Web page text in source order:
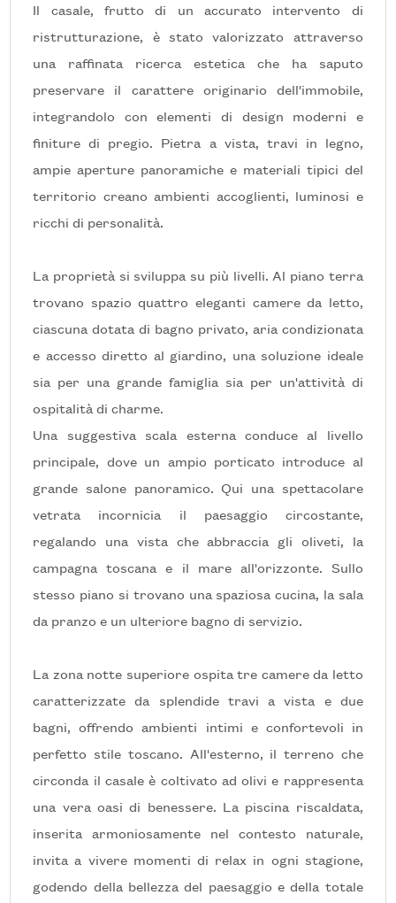
Il casale, frutto di un accurato intervento di
ristrutturazione, è stato valorizzato attraverso
una raffinata ricerca estetica che ha saputo
preservare il carattere originario dell'immobile,
integrandolo con elementi di design moderni e
finiture di pregio. Pietra a vista, travi in legno,
ampie aperture panoramiche e materiali tipici del
territorio creano ambienti accoglienti, luminosi e
ricchi di personalità.
La proprietà si sviluppa su più livelli. Al piano terra
trovano spazio quattro eleganti camere da letto,
ciascuna dotata di bagno privato, aria condizionata
e accesso diretto al giardino, una soluzione ideale
sia per una grande famiglia sia per un'attività di
ospitalità di charme.
Una suggestiva scala esterna conduce al livello
principale, dove un ampio porticato introduce al
grande salone panoramico. Qui una spettacolare
vetrata incornicia il paesaggio circostante,
regalando una vista che abbraccia gli oliveti, la
campagna toscana e il mare all'orizzonte. Sullo
stesso piano si trovano una spaziosa cucina, la sala
da pranzo e un ulteriore bagno di servizio.
La zona notte superiore ospita tre camere da letto
caratterizzate da splendide travi a vista e due
bagni, offrendo ambienti intimi e confortevoli in
perfetto stile toscano. All'esterno, il terreno che
circonda il casale è coltivato ad olivi e rappresenta
una vera oasi di benessere. La piscina riscaldata,
inserita armoniosamente nel contesto naturale,
invita a vivere momenti di relax in ogni stagione,
godendo della bellezza del paesaggio e della totale
4
5
5+
Bagni
Qualsiasi
2
Camere
minime